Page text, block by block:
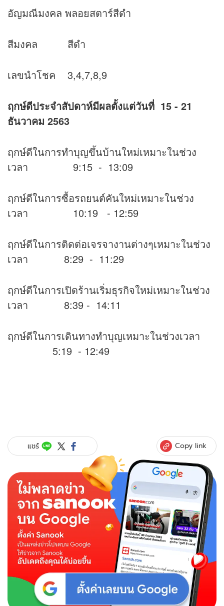
อัญมณีมงคล พลอยสตาร์สีดำ
สีมงคล สีดำ
เลขนำโชค 3,4,7,8,9
ฤกษ์ดีประจำสัปดาห์มีผลตั้งแต่วันที่ 15 - 21
ธันวาคม 2563
ฤกษ์ดีในการทำบุญขึ้นบ้านใหม่เหมาะในช่วง
เวลา 9:15 - 13:09
ฤกษ์ดีในการซื้อรถยนต์คันใหม่เหมาะในช่วง
เวลา 10:19 - 12:59
ฤกษ์ดีในการติดต่อเจรจางานต่างๆเหมาะในช่วง
เวลา 8:29 - 11:29
ฤกษ์ดีในการเปิดร้านเริ่มธุรกิจใหม่เหมาะในช่วง
เวลา 8:39 - 14:11
ฤกษ์ดีในการเดินทางทำบุญเหมาะในช่วงเวลา
5:19 - 12:49
แชร์ Copy link